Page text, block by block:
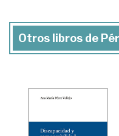
Otros libros de